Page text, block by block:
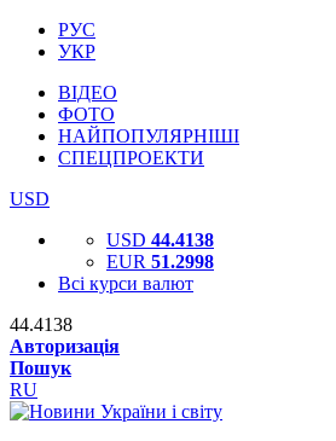
РУС
УКР
ВІДЕО
ФОТО
НАЙПОПУЛЯРНІШІ
СПЕЦПРОЕКТИ
USD
USD 44.4138
EUR 51.2998
Всі курси валют
44.4138
Авторизація
Пошук
RU